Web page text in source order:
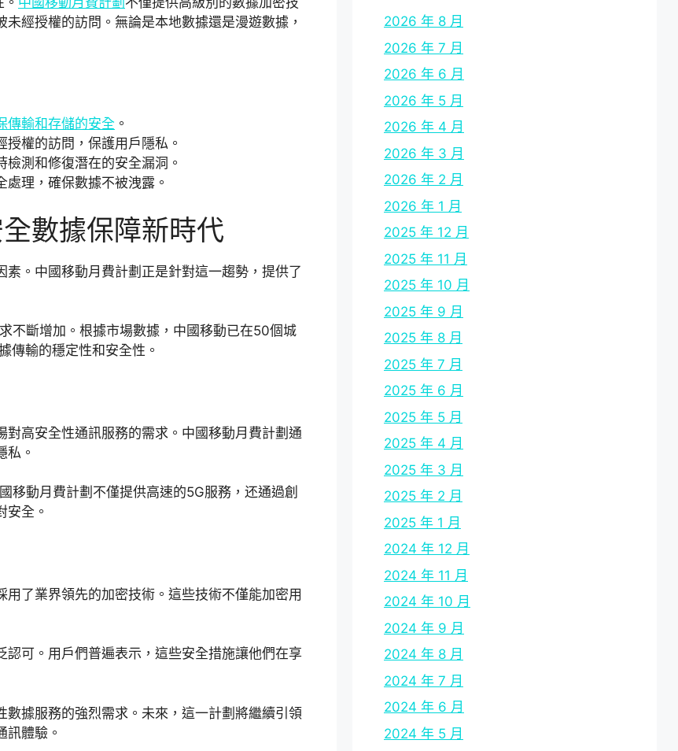
經授權的訪問。無論是本地數據還是漫遊數據，
傳輸和存儲的安全 。
權的訪問，保護用戶隱私。
測和修復潛在的安全漏洞。
理，確保數據不被洩露。
數據保障新時代
。中國移動月費計劃正是針對這一趨勢，提供了
不斷增加。根據市場數據，中國移動已在50個城
傳輸的穩定性和安全性。
高安全性通訊服務的需求。中國移動月費計劃通
私。
移動月費計劃不僅提供高速的5G服務，还通過創
安全。
了業界領先的加密技術。這些技術不僅能加密用
可。用戶們普遍表示，這些安全措施讓他們在享
據服務的強烈需求。未來，這一計劃將繼續引領
訊體驗。
2026 年 8 月
2026 年 7 月
2026 年 6 月
2026 年 5 月
2026 年 4 月
2026 年 3 月
2026 年 2 月
2026 年 1 月
2025 年 12 月
2025 年 11 月
2025 年 10 月
2025 年 9 月
2025 年 8 月
2025 年 7 月
2025 年 6 月
2025 年 5 月
2025 年 4 月
2025 年 3 月
2025 年 2 月
2025 年 1 月
2024 年 12 月
2024 年 11 月
2024 年 10 月
2024 年 9 月
2024 年 8 月
2024 年 7 月
2024 年 6 月
2024 年 5 月